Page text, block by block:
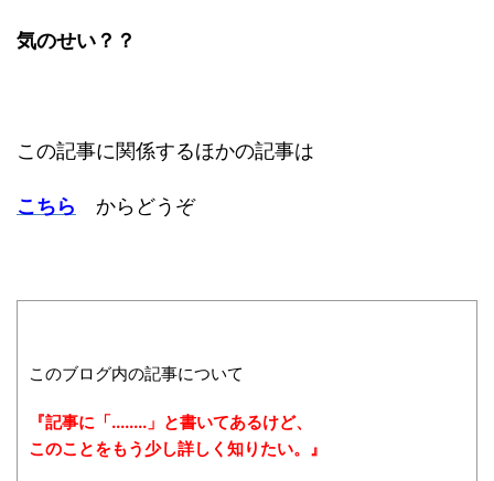
気のせい？？
この記事に関係するほかの記事は
こちら からどうぞ
このブログ内の記事について
『記事に「........」と書いてあるけど、
このことをもう少し詳しく知りたい。』